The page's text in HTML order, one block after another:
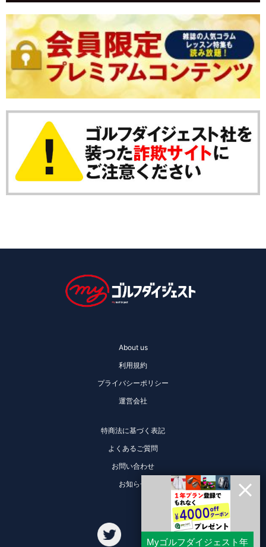
About us
利用規約
プライバシーポリシー
運営会社
特商法に基づく表記
よくあるご質問
お問い合わせ
お知らせ